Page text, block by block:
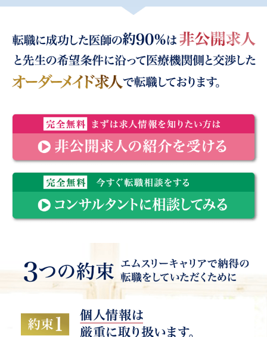
例えば、こんな非公開求人例があります。
ア 院長としてのお迎えも相談可能 夏休みは最長9連休取得
可能
相談可能 退職金制度有り 週4日勤務で年収1900万円
市内の病院 神戸・京都からも通勤便利 経営安定・勤務環境
愛知県 年収1400万円（相談可） 産業医 希少な産業医の
募集 週4日勤務、当直なし 17時台にご帰宅可能
福岡県 年収1800万円（相談可） 整形外科 福岡市博多区
の求人 各種学会認定施設 院内保育など福利厚生も充実
北海道 年収1800万円〜（相談可） 消化器内科 人気の札
幌市内の病院 学会認定施設 医師機器・設備充実
転職に成功した医師の約90％は非公開求人と先生の希望条件
に沿って医療機関側と交渉したオーダーメイド求人で転職して
おります。
完全無料 まずは求人情報を知りたい方は非公開求人の紹介を
受ける